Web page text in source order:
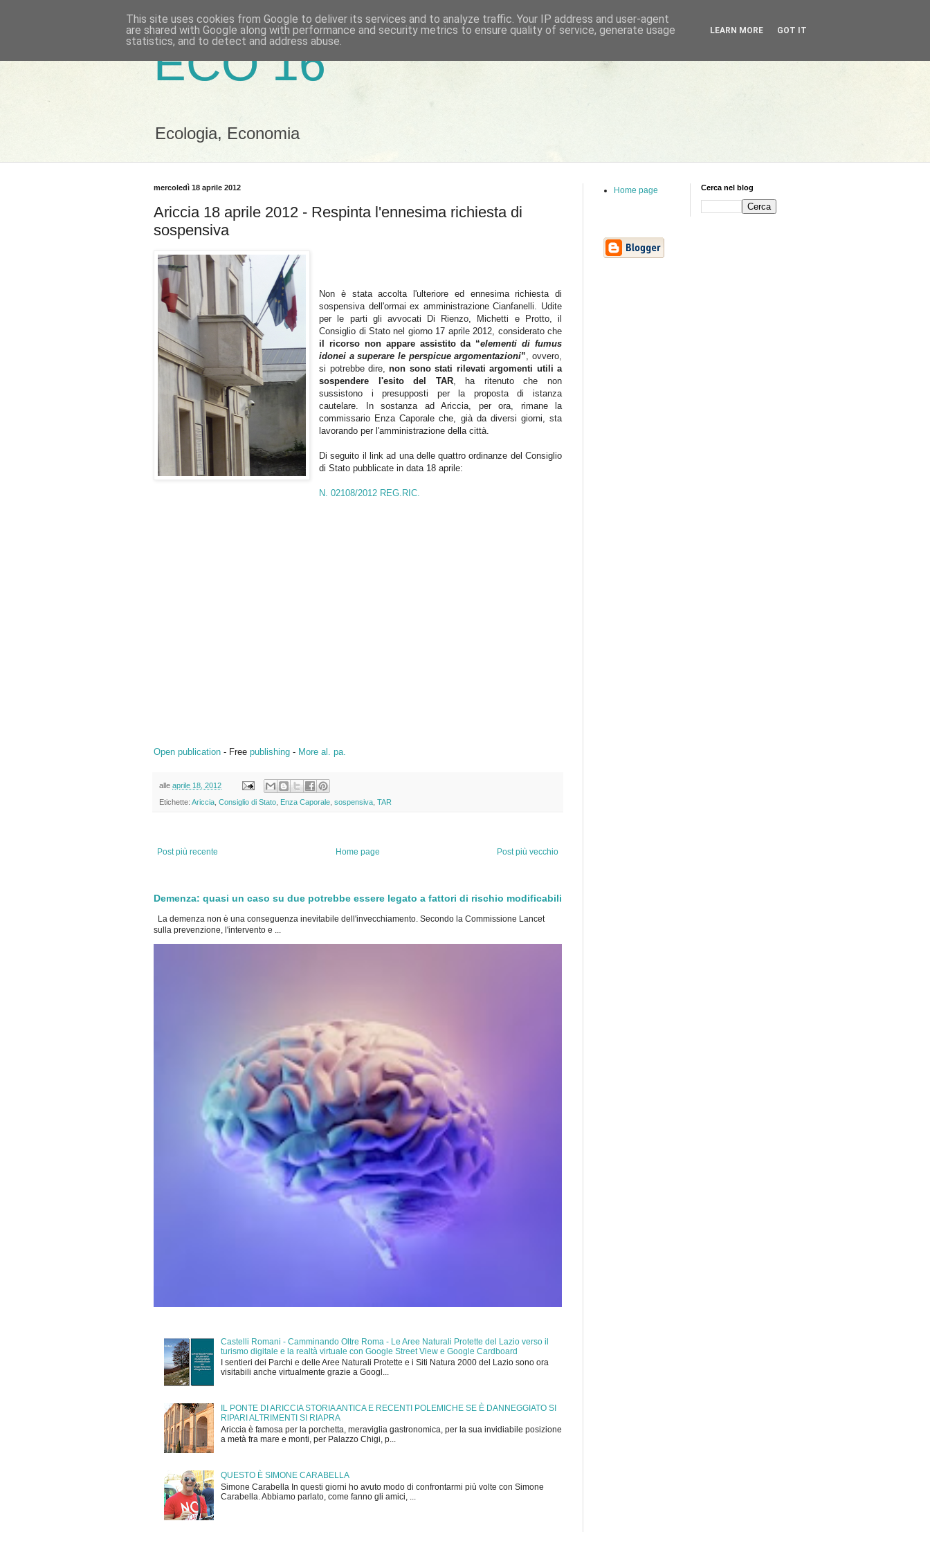
ECO 16
Ecologia, Economia
mercoledì 18 aprile 2012
Ariccia 18 aprile 2012 - Respinta l'ennesima richiesta di
sospensiva
Non è stata accolta l'ulteriore ed ennesima richiesta di
sospensiva dell'ormai ex amministrazione Cianfanelli. Udite
per le parti gli avvocati Di Rienzo, Michetti e Protto, il
Consiglio di Stato nel giorno 17 aprile 2012, considerato che
il ricorso non appare assistito da “elementi di fumus
idonei a superare le perspicue argomentazioni” , ovvero,
si potrebbe dire,non sono stati rilevati argomenti utili a
sospendere l'esito del TAR, ha ritenuto che non
sussistono i presupposti per la proposta di istanza
cautelare. In sostanza ad Ariccia, per ora, rimane la
commissario Enza Caporale che, già da diversi giorni, sta
lavorando per l'amministrazione della città.
Di seguito il link ad una delle quattro ordinanze del Consiglio
di Stato pubblicate in data 18 aprile:
N. 02108/2012 REG.RIC.
Open publication - Free publishing - More al. pa.
alle aprile 18, 2012
Etichette: Ariccia Consiglio di Stato Enza Caporale sospensiva TAR
Post più recente Post più vecchio
Home page
Demenza: quasi un caso su due potrebbe essere legato a fattori di rischio modificabili
La demenza non è una conseguenza inevitabile dell'invecchiamento. Secondo la Commissione Lancet
sulla prevenzione, l'intervento e ...
Castelli Romani - Camminando Oltre Roma - Le Aree Naturali Protette del Lazio verso il
turismo digitale e la realtà virtuale con Google Street View e Google Cardboard
I sentieri dei Parchi e delle Aree Naturali Protette e i Siti Natura 2000 del Lazio sono ora
visitabili anche virtualmente grazie a Googl...
IL PONTE DI ARICCIA STORIA ANTICA E RECENTI POLEMICHE SE È DANNEGGIATO SI
RIPARI ALTRIMENTI SI RIAPRA
Ariccia è famosa per la porchetta, meraviglia gastronomica, per la sua invidiabile posizione
a metà fra mare e monti, per Palazzo Chigi, p...
QUESTO È SIMONE CARABELLA
Simone Carabella In questi giorni ho avuto modo di confrontarmi più volte con Simone
Carabella. Abbiamo parlato, come fanno gli amici, ...
Home page Cerca nel blog
This site uses cookies from Google to deliver its services and to analyze traffic. Your IP address and user-agent
are shared with Google along with performance and security metrics to ensure quality of service, generate usage
statistics, and to detect and address abuse.
LEARN MORE GOT IT